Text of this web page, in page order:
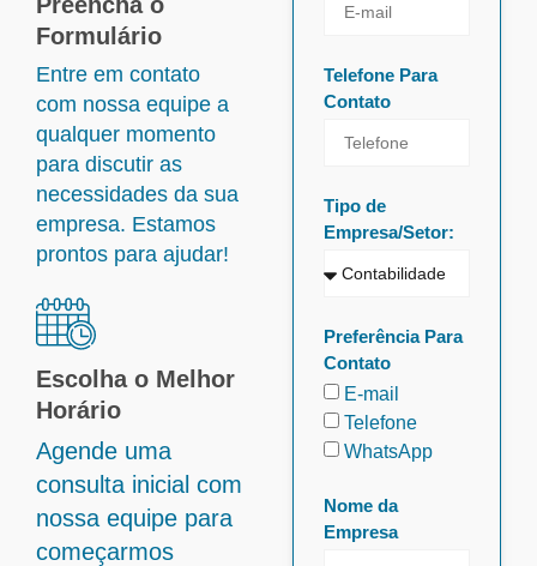
Formulário
Entre em contato
com nossa equipe a
qualquer momento
para discutir as
necessidades da sua
empresa. Estamos
prontos para ajudar!
Escolha o Melhor
Horário
Agende uma
consulta inicial com
nossa equipe para
começarmos
Telefone Para
Contato
Tipo de
Empresa/Setor:
Preferência Para
Contato
E-mail
Telefone
WhatsApp
Nome da
Empresa